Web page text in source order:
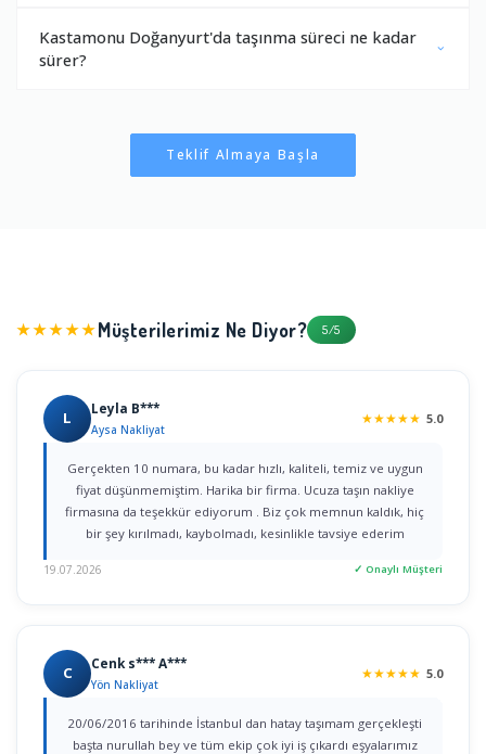
Kastamonu Doğanyurt'da taşınma süreci ne kadar
sürer?
Teklif Almaya Başla
★★★★★Müşterilerimiz Ne Diyor? 5/5
L Leyla B***
Aysa Nakliyat
★★★★★ 5.0
Gerçekten 10 numara, bu kadar hızlı, kaliteli, temiz ve uygun
fiyat düşünmemiştim. Harika bir firma. Ucuza taşın nakliye
firmasına da teşekkür ediyorum . Biz çok memnun kaldık, hiç
bir şey kırılmadı, kaybolmadı, kesinlikle tavsiye ederim
19.07.2026 ✓ Onaylı Müşteri
C Cenk s*** A***
Yön Nakliyat
★★★★★ 5.0
20/06/2016 tarihinde İstanbul dan hatay taşımam gerçekleşti
başta nurullah bey ve tüm ekip çok iyi iş çıkardı eşyalarımız